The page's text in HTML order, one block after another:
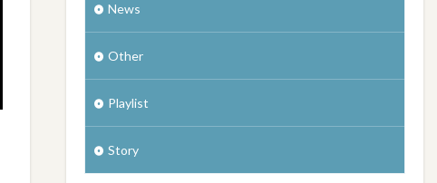
News
Other
Playlist
Story